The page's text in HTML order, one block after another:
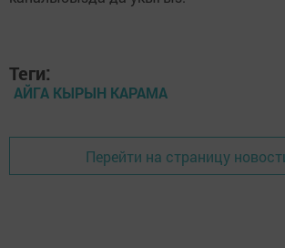
Теги:
АЙГА КЫРЫН КАРАМА
Перейти на страницу